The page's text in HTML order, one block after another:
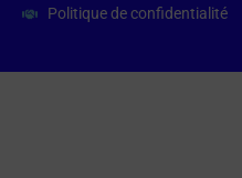
Politique de confidentialité